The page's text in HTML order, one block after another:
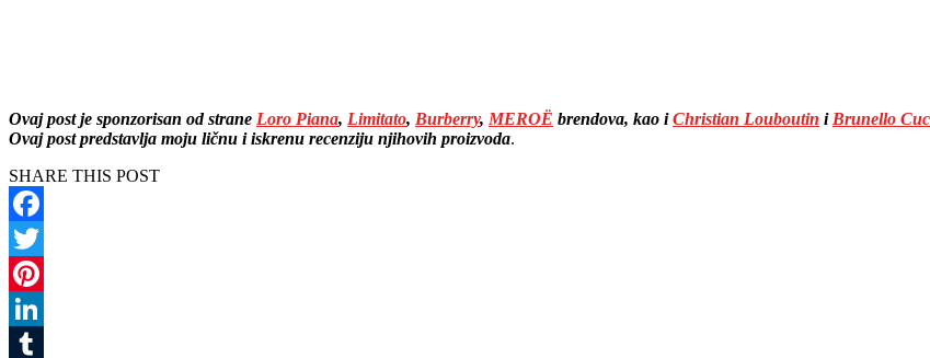
Ovaj post je sponzorisan od strane Loro Piana, Limitato, Burberry, MEROË brendova, kao iChristian Louboutin i Brunello
Ovaj post predstavlja moju ličnu i iskrenu recenziju njihovih proizvoda.
SHARE THIS POST
Facebook
Twitter
Pinterest
LinkedIn